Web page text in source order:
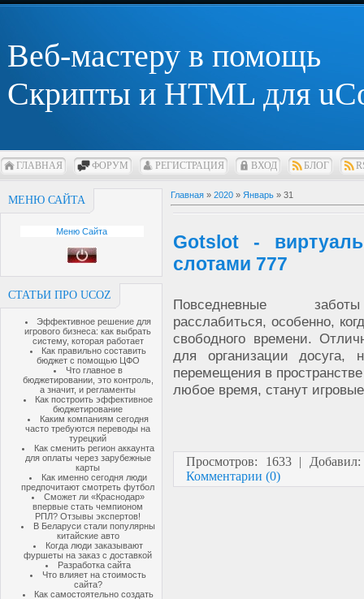
Веб-мастеру в помощь
Скрипты и HTML для
ГЛАВНАЯ ФОРУМ РЕГИСТРАЦИЯ ВХОД БЛОГ
МЕНЮ САЙТА
Меню Сайта
СТАТЬИ ПРО UCOZ
Эффективное решение для
игрового бизнеса: как выбрать
систему, которая работает
Как правильно составить
бюджет с помощью ЦФО
Что главное в
бюджетировании, это контроль,
а значит, и регламенты
Как построить эффективное
бюджетирование
Каким компаниям сегодня
часто требуются переводы на
турецкий
Как сменить регион аккаунта
для оплаты через зарубежные
карты
Как именно сегодня люди
предпочитают смотреть футбол
Сможет ли «Краснодар»
впервые стать чемпионом
РПЛ? Отзывы экспертов!
В Беларуси стали популярны
китайские авто
Когда люди заказывают
фуршеты на заказ с доставкой
Разработка сайта
Что влияет на стоимость
сайта?
Как самостоятельно создать
Главная » 2020 » Январь » 31
Gotslot -
слотами 777
Повседневные
расслабиться, особенно,
свободного времени.
для организации досуга,
перемещения в
любое время, станут
Просмотров: 1633 |
Комментарии (0)